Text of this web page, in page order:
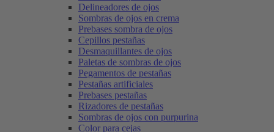
Delineadores de ojos
Sombras de ojos en crema
Prebases sombra de ojos
Cepillos pestañas
Desmaquillantes de ojos
Paletas de sombras de ojos
Pegamentos de pestañas
Pestañas artificiales
Prebases pestañas
Rizadores de pestañas
Sombras de ojos con purpurina
Color para cejas